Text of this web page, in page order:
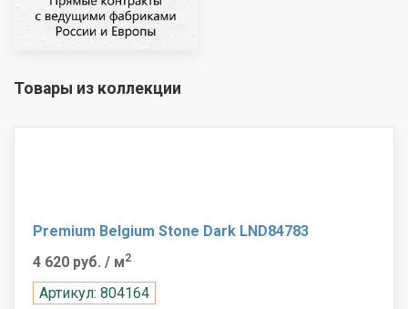
Товары из коллекции
Premium Belgium Stone Dark LND84783
4 620 руб. / м2
Артикул: 804164